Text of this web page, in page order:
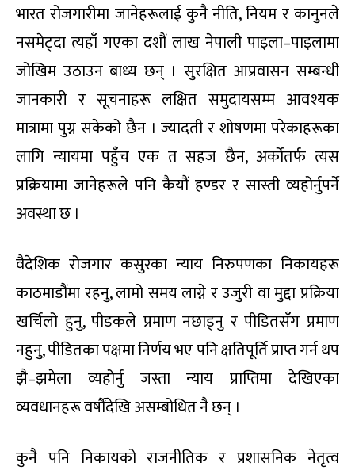
भारत रोजगारीमा जानेहरूलाई कुनै नीति, नियम र कानुनले
नसमेट्दा त्यहाँ गएका दशौं लाख नेपाली पाइला–पाइलामा
जोखिम उठाउन बाध्य छन् । सुरक्षित आप्रवासन सम्बन्धी
जानकारी र सूचनाहरू लक्षित समुदायसम्म आवश्यक
मात्रामा पुग्न सकेको छैन । ज्यादती र शोषणमा परेकाहरूका
लागि न्यायमा पहुँच एक त सहज छैन, अर्कोतर्फ त्यस
प्रक्रियामा जानेहरूले पनि कैयौं हण्डर र सास्ती व्यहोर्नुपर्ने
अवस्था छ ।
वैदेशिक रोजगार कसुरका न्याय निरुपणका निकायहरू
काठमाडौंमा रहनु, लामो समय लाग्ने र उजुरी वा मुद्दा प्रक्रिया
खर्चिलो हुनु, पीडकले प्रमाण नछाड्नु र पीडितसँग प्रमाण
नहुनु, पीडितका पक्षमा निर्णय भए पनि क्षतिपूर्ति प्राप्त गर्न थप
झै–झमेला व्यहोर्नु जस्ता न्याय प्राप्तिमा देखिएका
व्यवधानहरू वर्षौंदेखि असम्बोधित नै छन् ।
कुनै पनि निकायको राजनीतिक र प्रशासनिक नेतृत्व